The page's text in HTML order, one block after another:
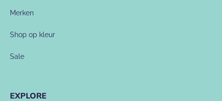
Merken
Shop op kleur
Sale
EXPLORE